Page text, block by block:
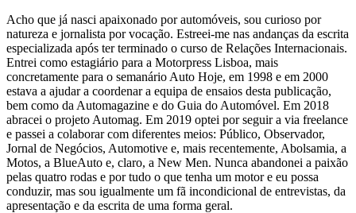
Acho que já nasci apaixonado por automóveis, sou curioso por
natureza e jornalista por vocação. Estreei-me nas andanças da escrita
especializada após ter terminado o curso de Relações Internacionais.
Entrei como estagiário para a Motorpress Lisboa, mais
concretamente para o semanário Auto Hoje, em 1998 e em 2000
estava a ajudar a coordenar a equipa de ensaios desta publicação,
bem como da Automagazine e do Guia do Automóvel. Em 2018
abracei o projeto Automag. Em 2019 optei por seguir a via freelance
e passei a colaborar com diferentes meios: Público, Observador,
Jornal de Negócios, Automotive e, mais recentemente, Abolsamia, a
Motos, a BlueAuto e, claro, a New Men. Nunca abandonei a paixão
pelas quatro rodas e por tudo o que tenha um motor e eu possa
conduzir, mas sou igualmente um fã incondicional de entrevistas, da
apresentação e da escrita de uma forma geral.